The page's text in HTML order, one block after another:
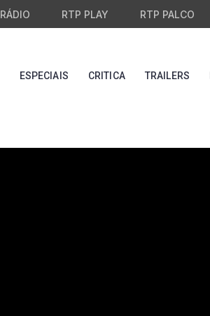
RÁDIO RTP PLAY RTP PALCO
ESPECIAIS CRITICA TRAILERS